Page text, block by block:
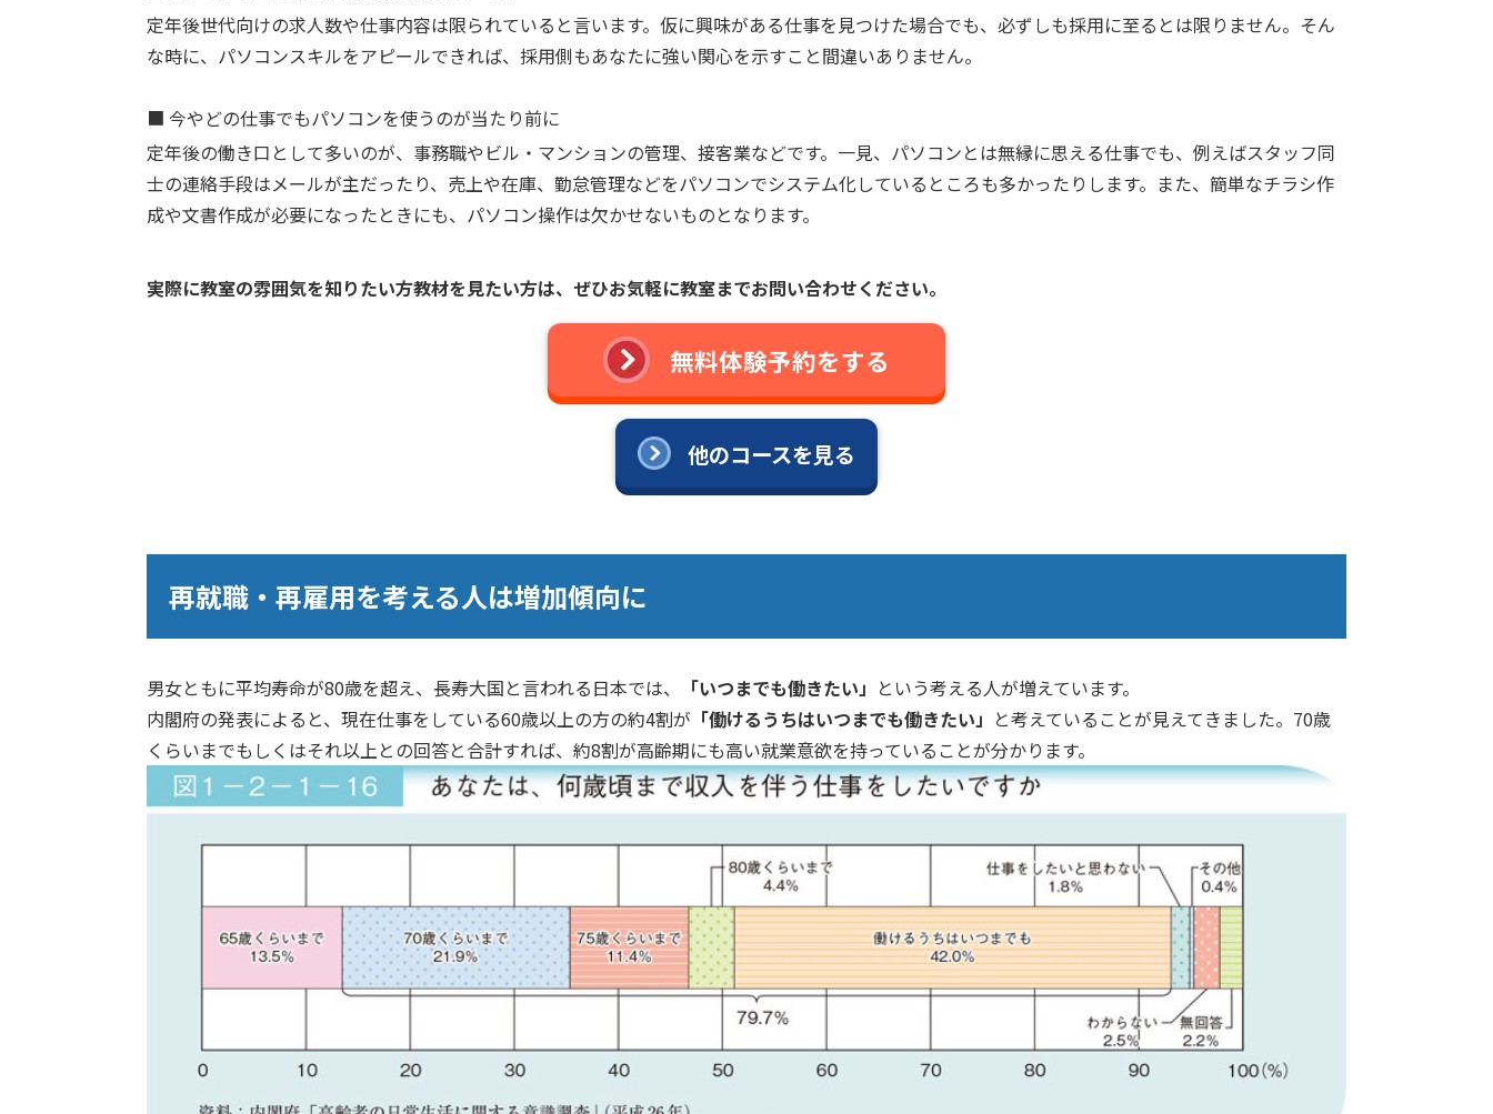
定年後世代向けの求人数や仕事内容は限られていると言います。仮に興味がある仕事を見つけた場合でも、必ずしも採用に至るとは限りません。そん
な時に、パソコンスキルをアピールできれば、採用側もあなたに強い関心を示すこと間違いありません。
■ 今やどの仕事でもパソコンを使うのが当たり前に
定年後の働き口として多いのが、事務職やビル・マンションの管理、接客業などです。一見、パソコンとは無縁に思える仕事でも、例えばスタッフ同
士の連絡手段はメールが主だったり、売上や在庫、勤怠管理などをパソコンでシステム化しているところも多かったりします。また、簡単なチラシ作
成や文書作成が必要になったときにも、パソコン操作は欠かせないものとなります。
実際に教室の雰囲気を知りたい方教材を見たい方は、 ぜひお気軽に教室までお問い合わせください。
無料体験予約をする
他のコースを見る
再就職・再雇用を考える人は増加傾向に
男女ともに平均寿命が80歳を超え、長寿大国と言われる日本では、 「いつまでも働きたい」 という考える人が増えています。
内閣府の発表によると、現在仕事をしている60歳以上の方の約4割が 「働けるうちはいつまでも働きたい」 と考えていることが見えてきました。70歳
くらいまでもしくはそれ以上との回答と合計すれば、約8割が高齢期にも高い就業意欲を持っていることが分かります。